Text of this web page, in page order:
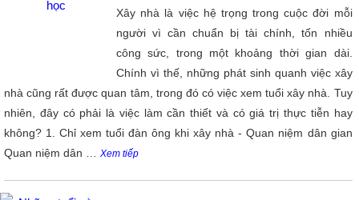
Xây nhà là việc hệ trọng trong cuộc đời mỗi
người vì cần chuẩn bị tài chính, tốn nhiều
công sức, trong một khoảng thời gian dài.
Chính vì thế, những phát sinh quanh việc xây
nhà cũng rất được quan tâm, trong đó có việc xem tuổi xây nhà. Tuy
nhiên, đây có phải là việc làm cần thiết và có giá trị thực tiễn hay
không? 1. Chỉ xem tuổi đàn ông khi xây nhà - Quan niệm dân gian
Quan niệm dân … Xem tiếp